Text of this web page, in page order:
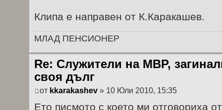
Клипа е направен от К.Каракашев.
МЛАД ПЕНСИОНЕР
Re: Служители на МВР,
своя дълг
от kkarakashev » 10 Юли 2010, 15:35
Ето писмото с което ми отговориха